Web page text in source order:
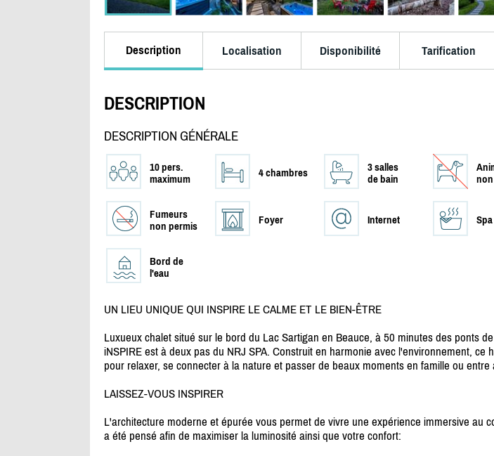
Description Localisation Disponibilité Tarification
DESCRIPTION
DESCRIPTION GÉNÉRALE
10 pers.
maximum
4 chambres
3 salles
de bain
Fumeurs
non permis
Foyer Internet Spa
Bord de
l'eau
UN LIEU UNIQUE QUI INSPIRE LE CALME ET LE BIEN-ÊTRE
Luxueux chalet situé sur le bord du Lac Sartigan en Beauce, à 50 minutes des ponts
iNSPIRE est à deux pas du NRJ SPA. Construit en harmonie avec l'environnement, ce
pour relaxer, se connecter à la nature et passer de beaux moments en famille ou entre
LAISSEZ-VOUS INSPIRER
L'architecture moderne et épurée vous permet de vivre une expérience immersive au
a été pensé afin de maximiser la luminosité ainsi que votre confort: